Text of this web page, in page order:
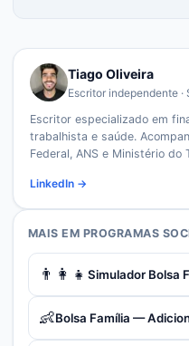
Tiago Oliveira
Escritor independente ·
Escritor especializado em
trabalhista e saúde.
Federal, ANS e Ministério do
LinkedIn →
MAIS EM PROGRAMAS
👨‍👩‍👧 Simulador Bolsa
👶Bolsa Família —